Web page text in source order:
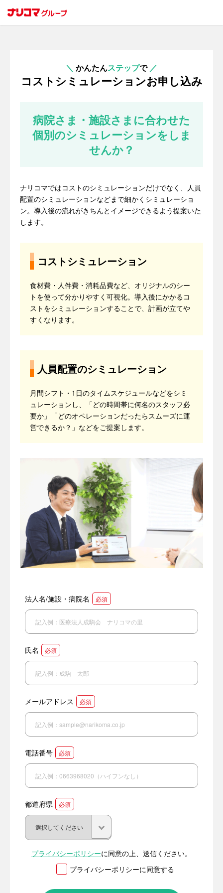
＼ かんたんステップで ／
コストシミュレーションお申し込み
病院さま・施設さまに合わせた
個別のシミュレーションをしま
せんか？
ナリコマではコストのシミュレーションだけでなく、人員
配置のシミュレーションなどまで細かくシミュレーショ
ン。導入後の流れがきちんとイメージできるよう提案いた
します。
コストシミュレーション
食材費・人件費・消耗品費など、オリジナルのシー
トを使って分かりやすく可視化。導入後にかかるコ
ストをシミュレーションすることで、計画が立てや
すくなります。
人員配置のシミュレーション
月間シフト・1日のタイムスケジュールなどをシミ
ュレーションし、「どの時間帯に何名のスタッフ必
要か」「どのオペレーションだったらスムーズに運
営できるか？」などをご提案します。
法人名/施設・病院名 必須
氏名 必須
メールアドレス 必須
電話番号 必須
都道府県 必須
プライバシーポリシーに同意の上、送信ください。
プライバシーポリシーに同意する